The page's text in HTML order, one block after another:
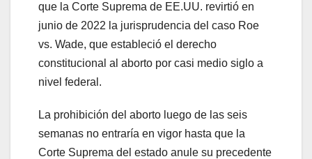
que la Corte Suprema de EE.UU. revirtió en
junio de 2022 la jurisprudencia del caso Roe
vs. Wade, que estableció el derecho
constitucional al aborto por casi medio siglo a
nivel federal.
La prohibición del aborto luego de las seis
semanas no entraría en vigor hasta que la
Corte Suprema del estado anule su precedente